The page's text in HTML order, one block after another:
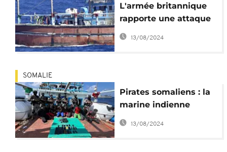
L'armée britannique
rapporte une attaque
de pirates au large de
la Somalie
13/08/2024
SOMALIE
Pirates somaliens : la
marine indienne
sauve un second
bateau en 2 jours
13/08/2024